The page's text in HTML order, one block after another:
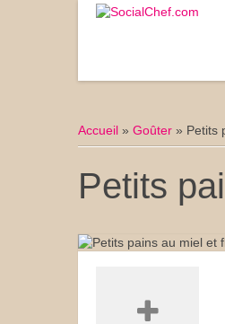
Accueil » Goûter » Petits
Petits